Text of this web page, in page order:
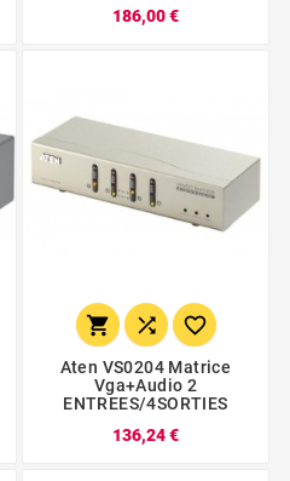
186,00 €
  
Aten VS0204 Matrice
Vga+audio 2
ENTREES/4SORTIES
136,24 €